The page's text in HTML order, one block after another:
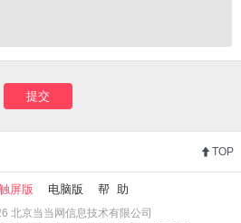
提交
TOP
屏版 电脑版 帮 助
北京当当网信息技术有限公司